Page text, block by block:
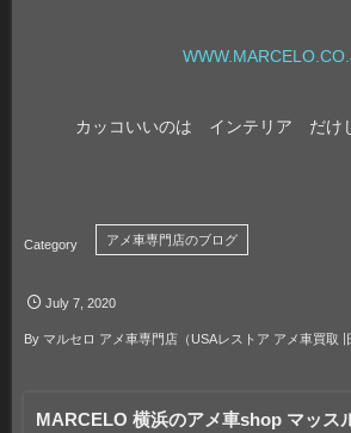
カッコいいのは インテリア だけじ
アメ車専門店のブログ
July 7 ,2020
By マルセロ アメ車専門店（USAレストア アメ車買取
MARCELO 横浜のアメ車shop マッス